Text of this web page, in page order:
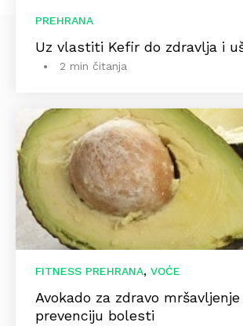
PREHRANA
Uz vlastiti Kefir do zdravlja i
2 min čitanja
FITNESS PREHRANA, VOĆE
Avokado za zdravo
prevenciju bolesti